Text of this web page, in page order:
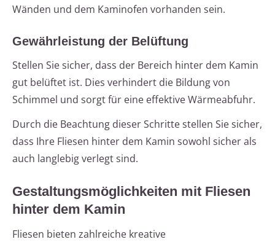
Wänden und dem Kaminofen vorhanden sein.
Gewährleistung der Belüftung
Stellen Sie sicher, dass der Bereich hinter dem Kamin
gut belüftet ist. Dies verhindert die Bildung von
Schimmel und sorgt für eine effektive Wärmeabfuhr.
Durch die Beachtung dieser Schritte stellen Sie sicher,
dass Ihre Fliesen hinter dem Kamin sowohl sicher als
auch langlebig verlegt sind.
Gestaltungsmöglichkeiten mit Fliesen
hinter dem Kamin
Fliesen bieten zahlreiche kreative